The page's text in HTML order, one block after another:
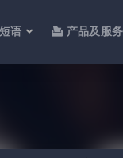
语 产品及服务